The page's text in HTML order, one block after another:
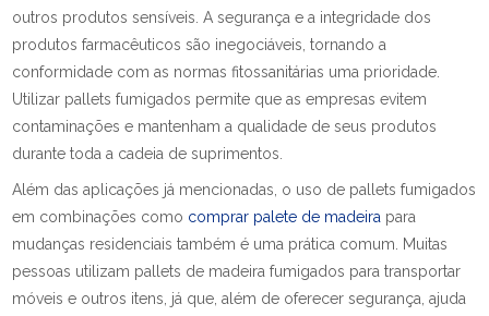
outros produtos sensíveis. A segurança e a integridade dos
produtos farmacêuticos são inegociáveis, tornando a
conformidade com as normas fitossanitárias uma prioridade.
Utilizar pallets fumigados permite que as empresas evitem
contaminações e mantenham a qualidade de seus produtos
durante toda a cadeia de suprimentos.
Além das aplicações já mencionadas, o uso de pallets fumigados
em combinações como comprar palete de madeira para
mudanças residenciais também é uma prática comum. Muitas
pessoas utilizam pallets de madeira fumigados para transportar
móveis e outros itens, já que, além de oferecer segurança, ajuda